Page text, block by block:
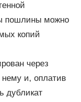
пошлины можно
копий
через
нему и, оплатив
дубликат